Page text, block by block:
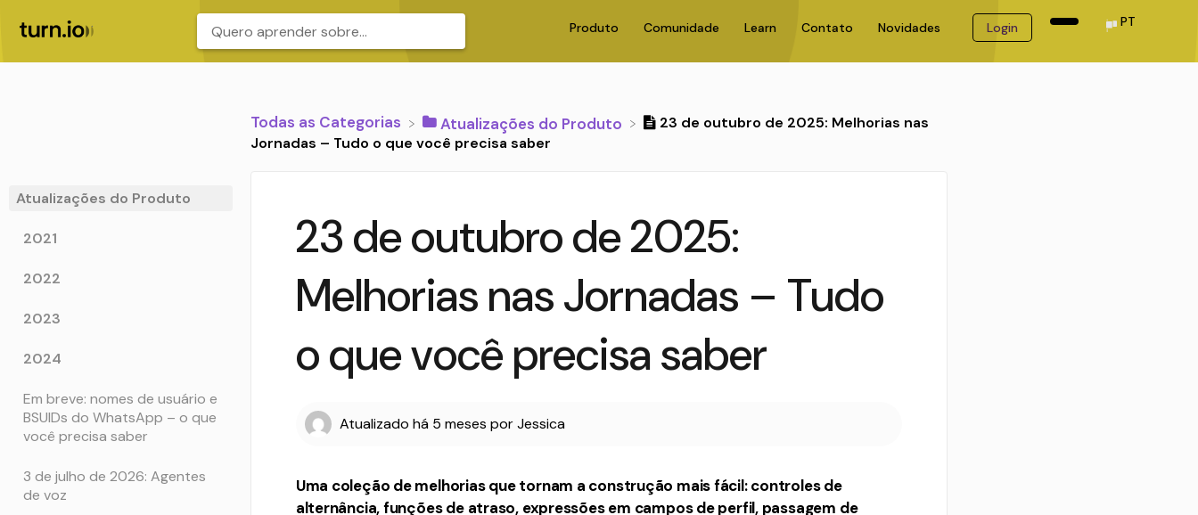
Produto Comunidade Learn Contato Novidades Login PT
Atualizações do Produto
2021
2022
2023
2024
Em breve: nomes de usuário e
BSUIDs do WhatsApp – o que
você precisa saber
3 de julho de 2026: Agentes
de voz
Todas as Categorias ​Atualizações do Produto
23 de outubro de 2025: Melhorias nas
Jornadas – Tudo o que você precisa saber
23 de outubro de 2025:
Melhorias nas Jornadas – Tudo
o que você precisa saber
Atualizado há 5 meses porJessica
Uma coleção de melhorias que tornam a construção mais fácil: controles de
alternância, funções de atraso, expressões em campos de perfil, passagem de
.